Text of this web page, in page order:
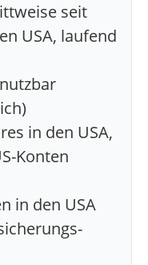
seit
USA, laufend
in den USA,
Konten
in den USA